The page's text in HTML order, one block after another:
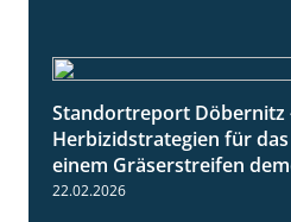
Standortreport Döbernitz
Herbizidstrategien für
einem Gräserstreifen
22.02.2026